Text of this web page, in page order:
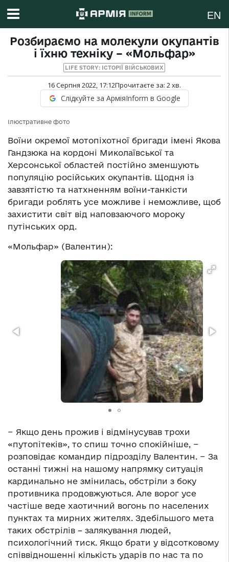
EN
Розбираємо на молекули окупантів
і їхню техніку – «Мольфар»
LIFE STORY: ІСТОРІЇ ВІЙСЬКОВИХ
16 Серпня 2022, 17:12Прочитаєте за: 2хв.
Слідкуйте за АрміяInform в Google
Ілюстративне фото
Воїни окремої мотопіхотної бригади імені Якова
Гандзюка на кордоні Миколаївської та
Херсонської областей постійно зменшують
популяцію російських окупантів. Щодня із
завзятістю та натхненням воїни-танкісти
бригади роблять усе можливе і неможливе, щоб
захистити світ від наповзаючого мороку
путінських орд.
«Мольфар» (Валентин):
− Якщо день прожив і відмінусував трохи
«путопітеків», то спиш точно спокійніше, −
розповідає командир підрозділу Валентин. − За
останні тижні на нашому напрямку ситуація
кардинально не змінилась, обстріли з боку
противника продовжуються. Але ворог усе
частіше веде хаотичний вогонь по населених
пунктах та мирних жителях. Здебільшого мета
таких обстрілів – залякування людей,
психологічний тиск. Якщо брати у відсотковому
співвідношенні кількість ударів по нас та по